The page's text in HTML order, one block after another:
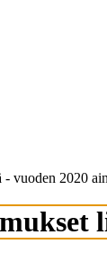
vuoden 2020